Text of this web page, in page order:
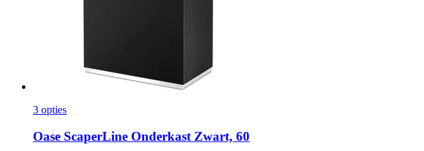
3 opties
Oase ScaperLine Onderkast Zwart, 60